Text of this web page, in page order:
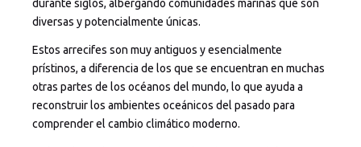
durante siglos, albergando comunidades marinas que son
diversas y potencialmente únicas.
Estos arrecifes son muy antiguos y esencialmente
prístinos, a diferencia de los que se encuentran en muchas
otras partes de los océanos del mundo, lo que ayuda a
reconstruir los ambientes oceánicos del pasado para
comprender el cambio climático moderno.